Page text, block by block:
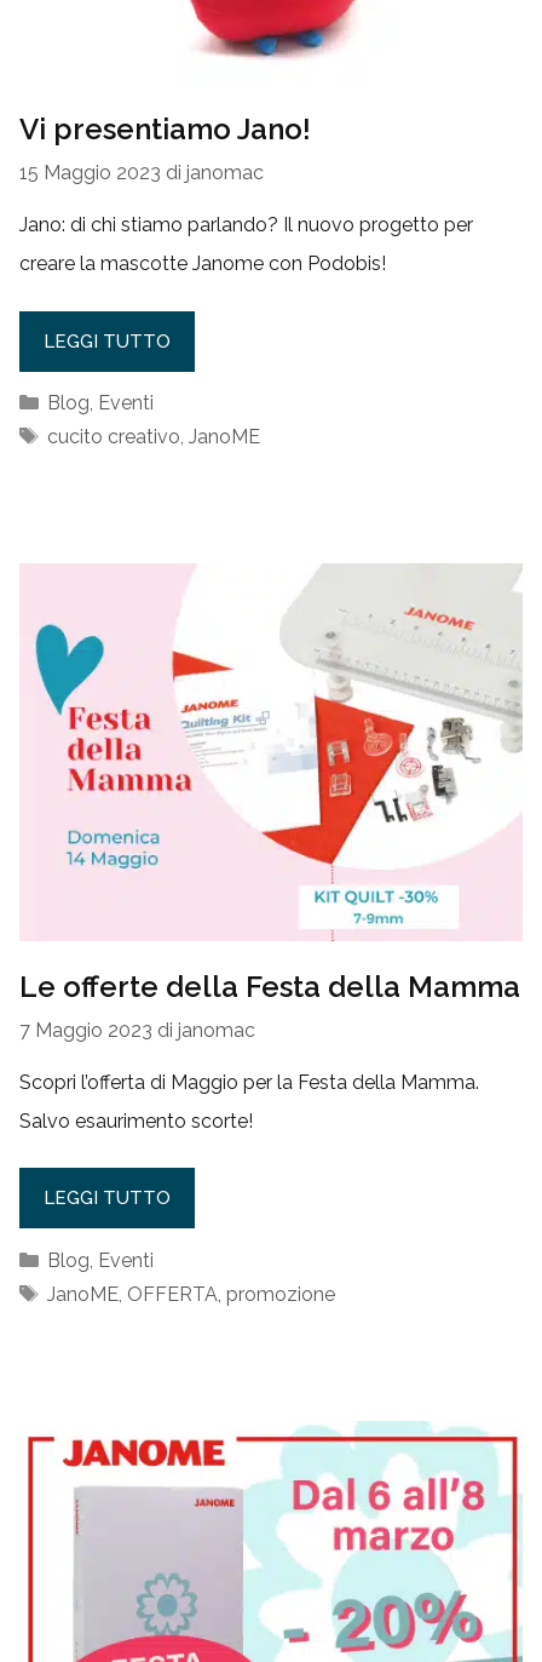
Vi presentiamo Jano!
15 Maggio 2023 di janomac
Jano: di chi stiamo parlando? Il nuovo progetto per
creare la mascotte Janome con Podobis!
LEGGI TUTTO
Categorie
Blog, Eventi
Tag
cucito creativo, JanoME
Le offerte della Festa della Mamma
7 Maggio 2023 di janomac
Scopri l’offerta di Maggio per la Festa della Mamma.
Salvo esaurimento scorte!
LEGGI TUTTO
Categorie
Blog, Eventi
Tag
JanoME, OFFERTA, promozione